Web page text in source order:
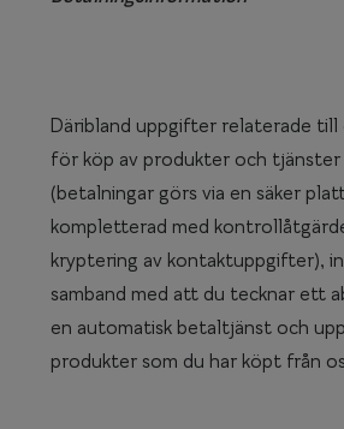
Däribland uppgifter relaterade
för köp av produkter och tjänster
(betalningar görs via en säker
kompletterad med
kryptering av kontaktuppgifter),
samband med att du tecknar ett
en automatisk betaltjänst och
produkter som du har köpt från